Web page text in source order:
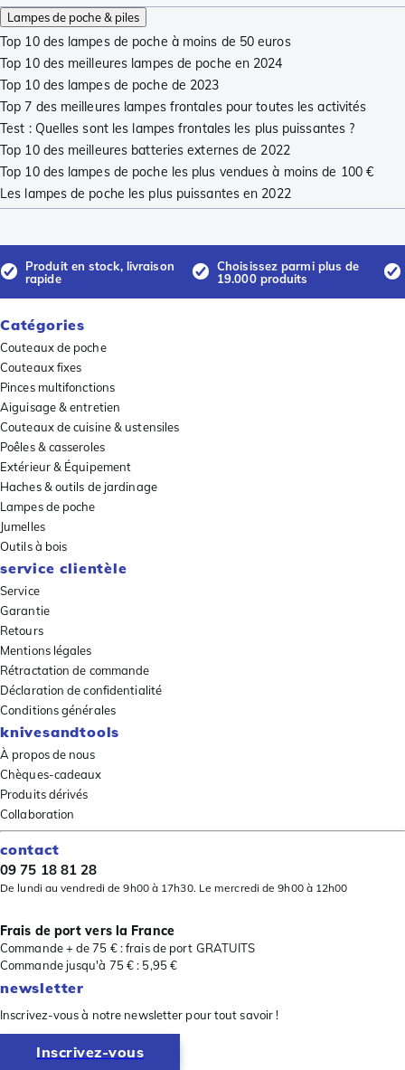
Lampes de poche & piles
Top 10 des lampes de poche à moins de 50 euros
Top 10 des meilleures lampes de poche en 2024
Top 10 des lampes de poche de 2023
Top 7 des meilleures lampes frontales pour toutes les activités
Test : Quelles sont les lampes frontales les plus puissantes ?
Top 10 des meilleures batteries externes de 2022
Top 10 des lampes de poche les plus vendues à moins de 100 €
Les lampes de poche les plus puissantes en 2022
Produit en stock, livraison
rapide
Choisissez parmi plus de
19.000 produits
Catégories
Couteaux de poche
Couteaux fixes
Pinces multifonctions
Aiguisage & entretien
Couteaux de cuisine & ustensiles
Poêles & casseroles
Extérieur & Équipement
Haches & outils de jardinage
Lampes de poche
Jumelles
Outils à bois
service clientèle
Service
Garantie
Retours
Mentions légales
Rétractation de commande
Déclaration de confidentialité
Conditions générales
knivesandtools
À propos de nous
Chèques-cadeaux
Produits dérivés
Collaboration
contact
09 75 18 81 28
De lundi au vendredi de 9h00 à 17h30. Le mercredi de 9h00 à 12h00
Frais de port vers la France
Commande + de 75 € : frais de port GRATUITS
Commande jusqu'à 75 € : 5,95 €
newsletter
Inscrivez-vous à notre newsletter pour tout savoir !
Inscrivez-vous